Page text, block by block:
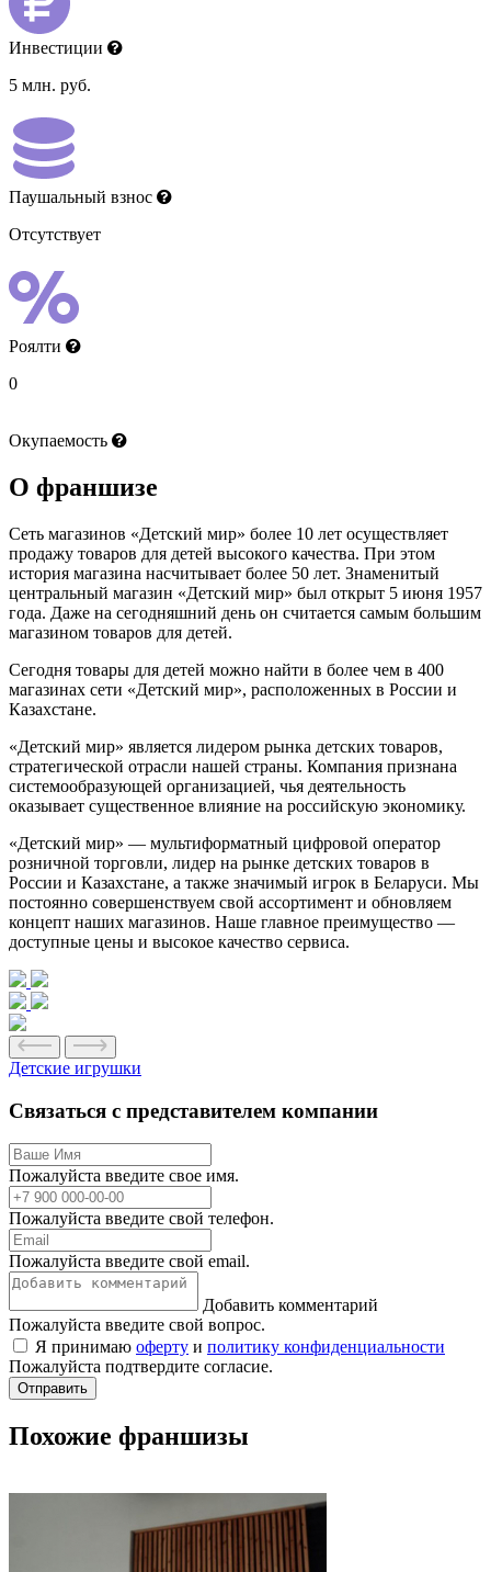
Инвестиции
5 млн. руб.
Паушальный взнос
Отсутствует
Роялти
0
Окупаемость
О франшизе
Сеть магазинов «Детский мир» более 10 лет осуществляет
продажу товаров для детей высокого качества. При этом
история магазина насчитывает более 50 лет. Знаменитый
центральный магазин «Детский мир» был открыт 5 июня 1957
года. Даже на сегодняшний день он считается самым большим
магазином товаров для детей.
Сегодня товары для детей можно найти в более чем в 400
магазинах сети «Детский мир», расположенных в России и
Казахстане.
«Детский мир» является лидером рынка детских товаров,
стратегической отрасли нашей страны. Компания признана
системообразующей организацией, чья деятельность
оказывает существенное влияние на российскую экономику.
«Детский мир» — мультиформатный цифровой оператор
розничной торговли, лидер на рынке детских товаров в
России и Казахстане, а также значимый игрок в Беларуси. Мы
постоянно совершенствуем свой ассортимент и обновляем
концепт наших магазинов. Наше главное преимущество —
доступные цены и высокое качество сервиса.
Детские игрушки
Связаться с представителем компании
Пожалуйста введите свое имя.
Пожалуйста введите свой телефон.
Пожалуйста введите свой email.
Добавить комментарий
Пожалуйста введите свой вопрос.
Я принимаю оферту и политику конфиденциальности
Пожалуйста подтвердите согласие.
Отправить
Похожие франшизы